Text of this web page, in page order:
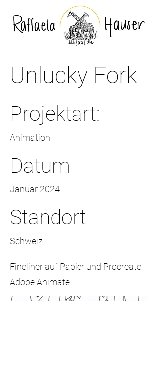
Unlucky Fork
Projektart:
Animation
Datum
Januar 2024
Standort
Schweiz
Fineliner auf Papier und Procreate
Adobe Animate